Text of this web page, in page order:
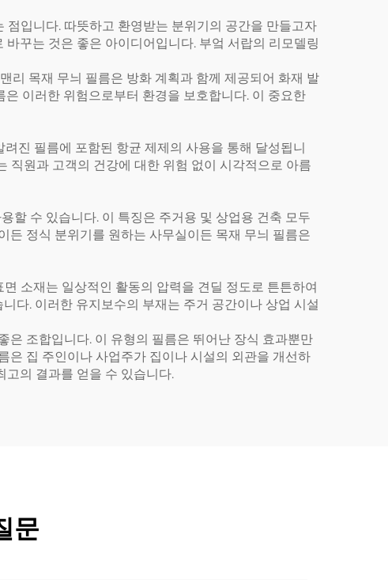
입니다. 따뜻하고 환영받는 분위기의 공간을 만들고자
꾸는 것은 좋은 아이디어입니다. 부엌 서랍의 리모델링
리 목재 무늬 필름은 방화 계획과 함께 제공되어 화재 발
이러한 위험으로부터 환경을 보호합니다. 이 중요한
진 필름에 포함된 항균 제제의 사용을 통해 달성됩니
직원과 고객의 건강에 대한 위험 없이 시각적으로 아름
할 수 있습니다. 이 특징은 주거용 및 상업용 건축 모두
든 정식 분위기를 원하는 사무실이든 목재 무늬 필름은
소재는 일상적인 활동의 압력을 견딜 정도로 튼튼하여
다. 이러한 유지보수의 부재는 주거 공간이나 상업 시설
조합입니다. 이 유형의 필름은 뛰어난 장식 효과뿐만
은 집 주인이나 사업주가 집이나 시설의 외관을 개선하
의 결과를 얻을 수 있습니다.
문